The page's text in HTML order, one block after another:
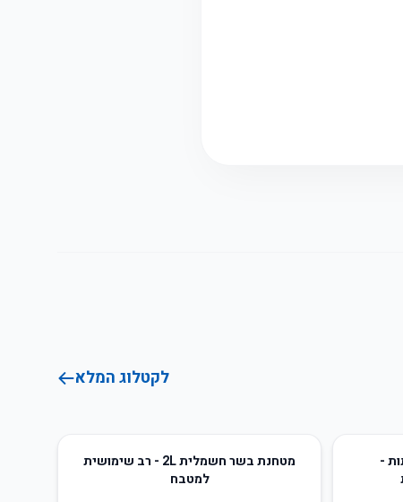
לקטלוג המלא
-
25
מטחנת בשר חשמלית 2L - רב שימושית
למטבח